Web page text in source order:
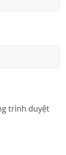
trình duyệt